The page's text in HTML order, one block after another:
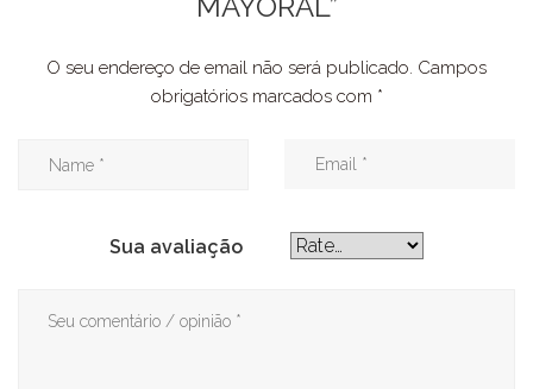
O seu endereço de email não será publicado. Campos
obrigatórios marcados com *
Sua avaliação